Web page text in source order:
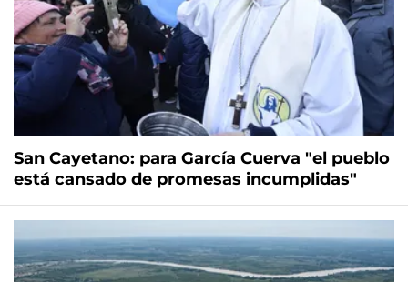
San Cayetano: para García Cuerva "el pueblo
está cansado de promesas incumplidas"